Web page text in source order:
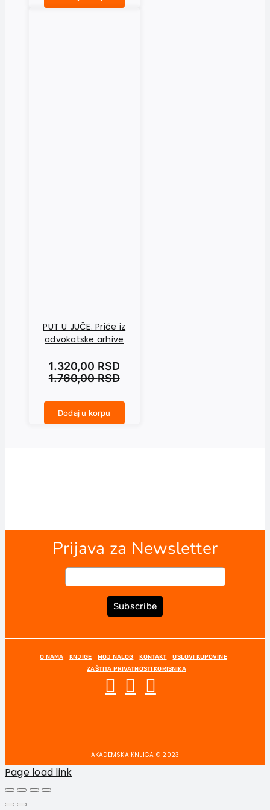
PUT U JUČE. Priče iz
advokatske arhive
1.760,00RSD
1.320,00 RSD
Dodaj u korpu
Prijava za Newsletter
Subscribe
O NAMA KNJIGE MOJ NALOG KONTAKT
USLOVI KUPOVINE
ZAŠTITA PRIVATNOSTI KORISNIKA
AKADEMSKA KNJIGA © 2023
Page load link